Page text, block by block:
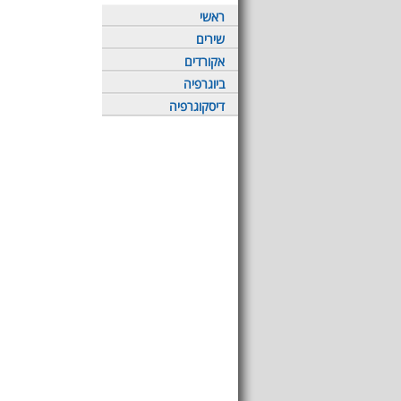
ראשי
שירים
אקורדים
ביוגרפיה
דיסקוגרפיה